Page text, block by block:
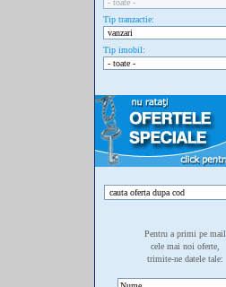
Tip tranzactie:
Tip imobil:
Pentru a primi pe mail
cele mai noi oferte,
trimite-ne datele tale: